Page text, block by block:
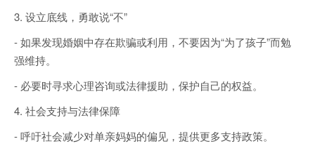
3. 设立底线，勇敢说“不”
- 如果发现婚姻中存在欺骗或利用，不要因为“为了孩子”而勉
强维持。
- 必要时寻求心理咨询或法律援助，保护自己的权益。
4. 社会支持与法律保障
- 呼吁社会减少对单亲妈妈的偏见，提供更多支持政策。